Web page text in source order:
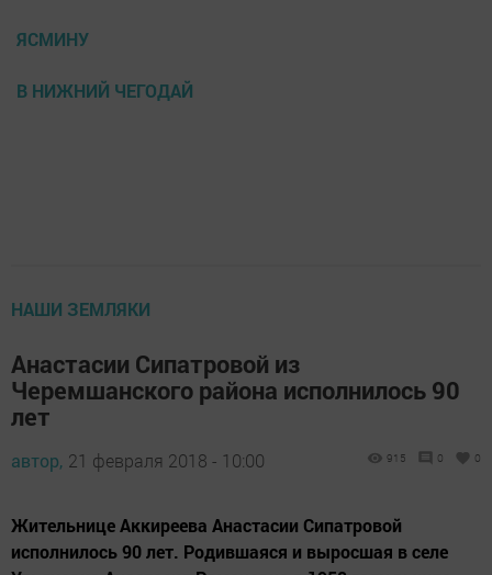
ЯСМИНУ
В НИЖНИЙ ЧЕГОДАЙ
НАШИ ЗЕМЛЯКИ
Анастасии Сипатровой из
Черемшанского района исполнилось 90
лет
автор, 21 февраля 2018 - 10:00 915 0 0
Жительнице Аккиреева Анастасии Сипатровой
исполнилось 90 лет. Родившаяся и выросшая в селе